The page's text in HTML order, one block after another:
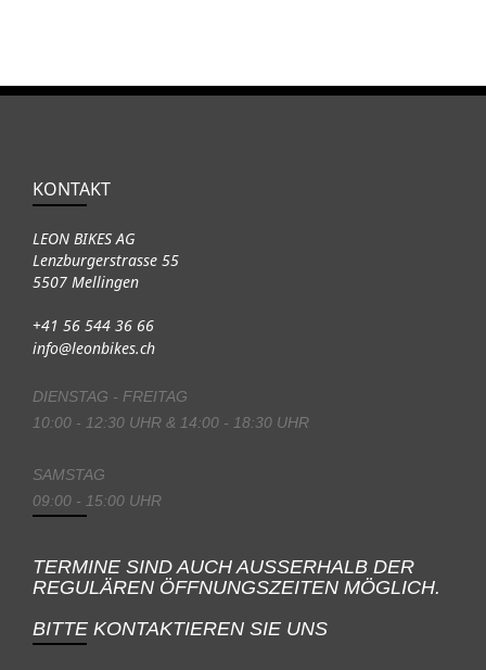
KONTAKT
LEON BIKES AG
Lenzburgerstrasse 55
5507 Mellingen
+41 56 544 36 66
info@leonbikes.ch
DIENSTAG - FREITAG
10:00 - 12:30 UHR & 14:00 - 18:30 UHR
SAMSTAG
09:00 - 15:00 UHR
TERMINE SIND AUCH AUSSERHALB DER
REGULÄREN ÖFFNUNGSZEITEN MÖGLICH.
BITTE KONTAKTIEREN SIE UNS